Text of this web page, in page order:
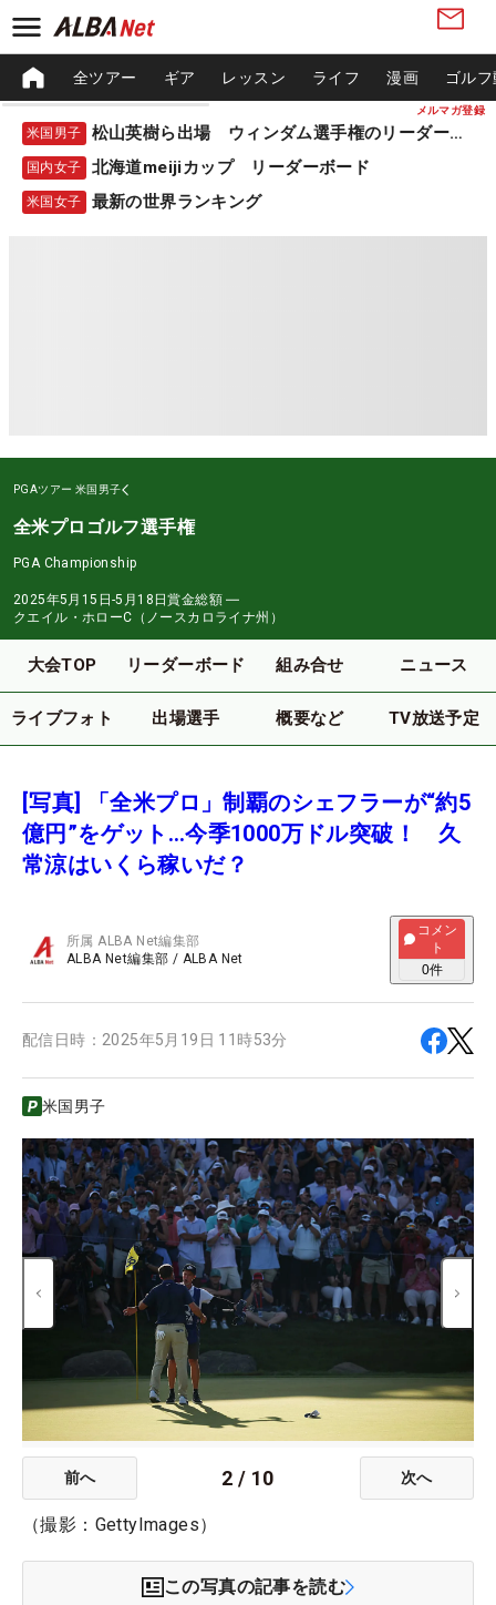
メルマガ登録
全ツアー ギア レッスン ライフ 漫画 ゴル
米国男子 松山英樹ら出場 ウィンダム選手権のリーダーボード
国内女子 北海道meijiカップ リーダーボード
米国女子 最新の世界ランキング
PGAツアー 米国男子
全米プロゴルフ選手権
PGA Championship
2025年5月15日-5月18日賞金総額 ―
クエイル・ホローC（ノースカロライナ州）
大会TOP リーダーボード 組み合せ ニュース
ライブフォト 出場選手 概要など TV放送予定
[写真] 「全米プロ」制覇のシェフラーが“約5
億円”をゲット…今季1000万ドル突破！ 久
常涼はいくら稼いだ？
所属ALBA Net編集部
ALBA Net編集部 / ALBA Net
コメン
ト
0件
配信日時： 2025年5月19日 11時53分
米国男子
前へ 2 / 10 次へ
（撮影：GettyImages）
この写真の記事を読む